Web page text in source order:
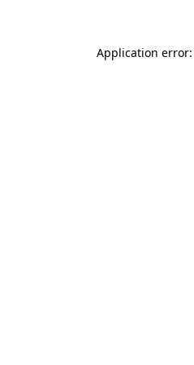
Application